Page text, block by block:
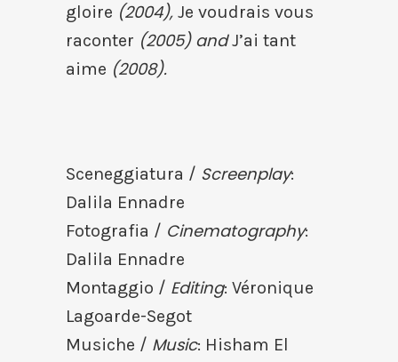
gloire (2004), Je voudrais vous
raconter (2005) andJ’ai tant
aime (2008).
Sceneggiatura / Screenplay:
Dalila Ennadre
Fotografia / Cinematography:
Dalila Ennadre
Montaggio / Editing: Véronique
Lagoarde-Segot
Musiche / Music: Hisham El